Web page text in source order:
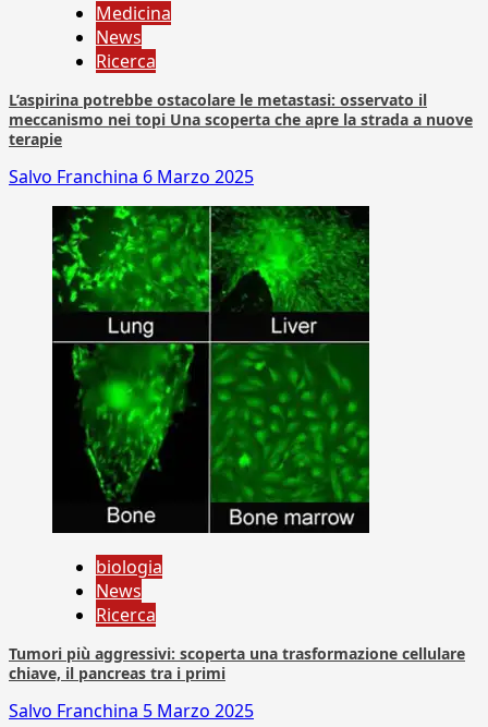
Medicina
News
Ricerca
L’aspirina potrebbe ostacolare le metastasi: osservato il
meccanismo nei topi Una scoperta che apre la strada a nuove
terapie
Salvo Franchina 6 Marzo 2025
biologia
News
Ricerca
Tumori più aggressivi: scoperta una trasformazione cellulare
chiave, il pancreas tra i primi
Salvo Franchina 5 Marzo 2025